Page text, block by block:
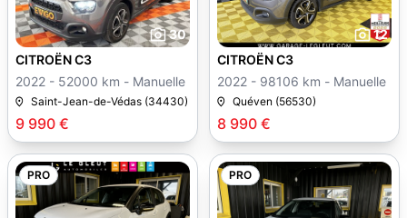
30
9 990 €
CITROËN C3
2022 - 52000 km - Manuelle
Saint-Jean-de-Védas (34430)
12
8 990 €
CITROËN C3
2022 - 98106 km - Manuelle
Quéven (56530)
PRO PRO